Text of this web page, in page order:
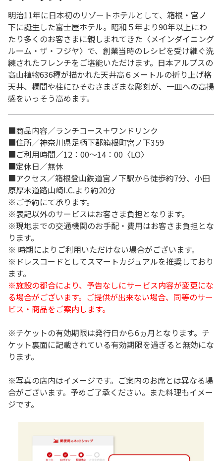
明治11年に日本初のリゾートホテルとして、箱根・宮ノ
下に誕生した富士屋ホテル。昭和５年より90年以上にわ
たり多くのお客さまに親しまれてきた〈メインダイニング
ルーム・ザ・フジヤ〉で、創業当時のレシピを受け継ぐ洗
練されたフレンチをご堪能いただけます。日本アルプスの
高山植物636種が描かれた天井高６メートルの折り上げ格
天井、欄間や柱にひそむさまざまな彫刻が、一皿への高揚
感をいっそう高めます。
■商品内容／ランチコース＋ワンドリンク
■住所／神奈川県足柄下郡箱根町宮ノ下359
■ご利用時間／12：00～14：00〈LO〉
■定休日／無休
■アクセス／箱根登山鉄道宮ノ下駅から徒歩約7分、小田
原厚木道路山崎I.C.より約20分
※ご予約にて承ります。
※表記以外のサービスはお客さま負担となります。
※現地までの交通機関のお手配・費用はお客さま負担とな
ります。
※ 時期によりご利用いただけない場合がございます。
※ドレスコードとしてスマートカジュアルを推奨しており
ます。
※施設の都合により、予告なしにサービス内容が変更にな
る場合がございます。ご提供が出来ない場合、同等のサー
ビス・商品をご案内します。
※チケットの有効期限は発行日から6ヵ月となります。チ
ケット裏面に記載されている有効期限を過ぎると無効にな
ります。
※写真の店内はイメージです。ご案内のお席とは異なる場
合がございます。予めご了承ください。また料理もイメー
ジです。